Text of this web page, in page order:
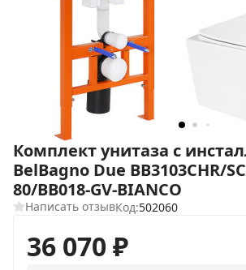
Комплект унитаза с
BelBagno Due BB3103CHR/
80/BB018-GV-BIANCO
Написать отзывКод:502060
36 070₽